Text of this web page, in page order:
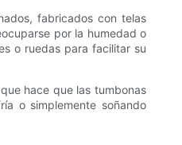
fabricados con telas
por la humedad o
o ruedas para facilitar su
hace que las tumbonas
o simplemente soñando